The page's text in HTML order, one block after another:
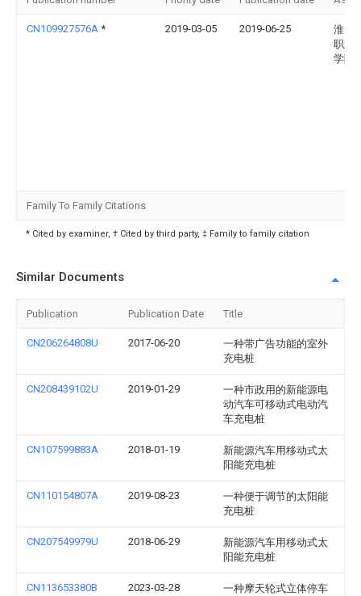
CN109927576A * 2019-03-05 2019-06-25
淮安
职业
学院
Family To Family Citations
* Cited by examiner, † Cited by third party, ‡ Family to family citation
Similar Documents
Publication Publication Date Title
CN206264808U 2017-06-20
一种带广告功能的室外
充电桩
CN208439102U 2019-01-29
一种市政用的新能源电
动汽车可移动式电动汽
车充电桩
CN107599883A 2018-01-19
新能源汽车用移动式太
阳能充电桩
CN110154807A 2019-08-23
一种便于调节的太阳能
充电桩
CN207549979U 2018-06-29
新能源汽车用移动式太
阳能充电桩
CN113653380B 2023-03-28
一种摩天轮式立体停车